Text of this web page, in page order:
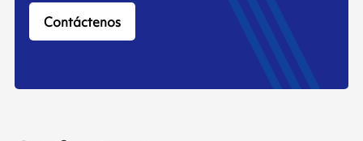
Contáctenos